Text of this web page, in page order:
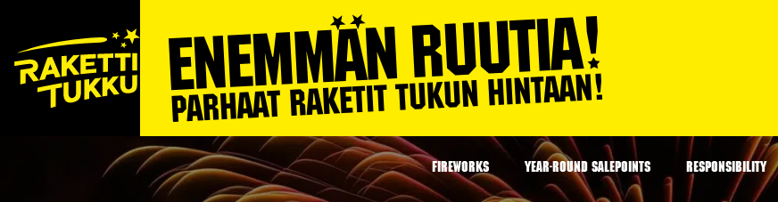
FIREWORKS YEAR-ROUND SALEPOINTS RESPONSIBILITY